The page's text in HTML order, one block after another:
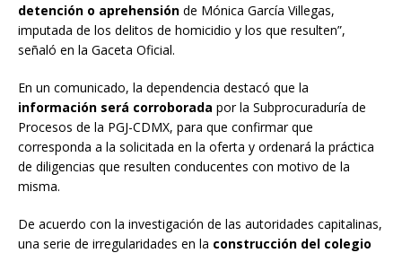
detención o aprehensión de Mónica García Villegas,
imputada de los delitos de homicidio y los que resulten”,
señaló en la Gaceta Oficial.
En un comunicado, la dependencia destacó que la
información será corroborada por la Subprocuraduría de
Procesos de la PGJ-CDMX, para que confirmar que
corresponda a la solicitada en la oferta y ordenará la práctica
de diligencias que resulten conducentes con motivo de la
misma.
De acuerdo con la investigación de las autoridades capitalinas,
una serie de irregularidades en la construcción del colegio